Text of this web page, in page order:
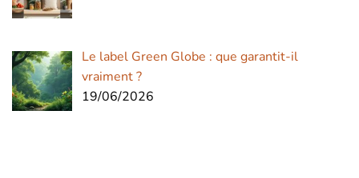
Le label Green Globe : que garantit-il
vraiment ?
19/06/2026